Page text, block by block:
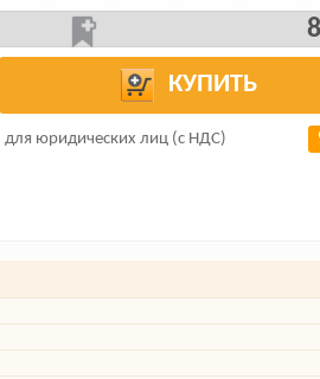
КУПИТЬ
для юридических лиц (с НДС)